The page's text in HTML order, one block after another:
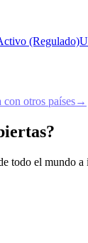
(Regulado)
otros países→
todo el mundo